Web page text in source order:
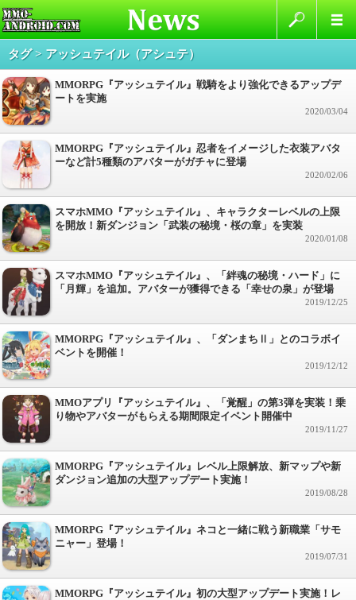
タグ > アッシュテイル（アシュテ）
MMORPG『アッシュテイル』戦騎をより強化できるアップデ
ートを実施
2020/03/04
MMORPG『アッシュテイル』忍者をイメージした衣装アバタ
ーなど計5種類のアバターがガチャに登場
2020/02/06
スマホMMO『アッシュテイル』、キャラクターレベルの上限
を開放！新ダンジョン「武装の秘境・桜の章」を実装
2020/01/08
スマホMMO『アッシュテイル』、「絆魂の秘境・ハード」に
「月輝」を追加。アバターが獲得できる「幸せの泉」が登場
2019/12/25
MMORPG『アッシュテイル』、「ダンまちⅡ」とのコラボイ
ベントを開催！
2019/12/12
MMOアプリ『アッシュテイル』、「覚醒」の第3弾を実装！乗
り物やアバターがもらえる期間限定イベント開催中
2019/11/27
MMORPG『アッシュテイル』レベル上限解放、新マップや新
ダンジョン追加の大型アップデート実施！
2019/08/28
MMORPG『アッシュテイル』ネコと一緒に戦う新職業「サモ
ニャー」登場！
2019/07/31
MMORPG『アッシュテイル』初の大型アップデート実施！レ